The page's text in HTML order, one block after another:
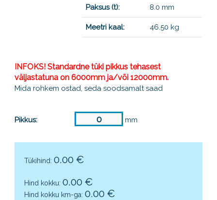
Paksus (t): 8.0 mm
Meetri kaal: 46.50 kg
INFOKS! Standardne tüki pikkus tehasest
väljastatuna on 6000mm ja/või 12000mm.
Mida rohkem ostad, seda soodsamalt saad
Pikkus: mm
Tükihind: 0.00 €
Hind kokku: 0.00 €
Hind kokku km-ga: 0.00 €